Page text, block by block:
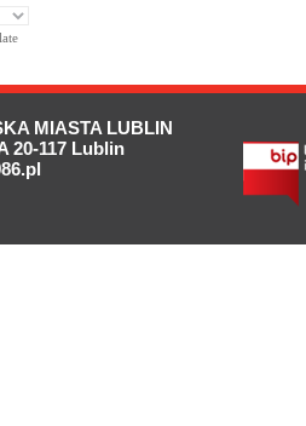
MIASTA LUBLIN
20-117 Lublin